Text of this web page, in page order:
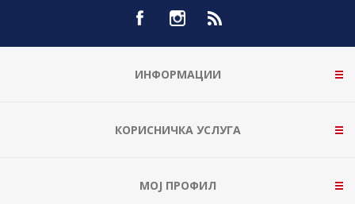
ИНФОРМАЦИИ
КОРИСНИЧКА УСЛУГА
МОЈ ПРОФИЛ